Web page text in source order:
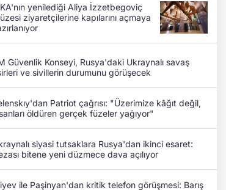
yenilediği Aliya İzzetbegoviç
ziyaretçilerine kapılarını açmaya
Güvenlik Konseyi, Rusya'daki Ukraynalı savaş
ve sivillerin durumunu görüşecek
Patriot çağrısı: "Üzerimize kâğıt değil,
öldüren gerçek füzeler yağıyor"
siyasi tutsaklara Rusya'dan ikinci esaret:
bitene yeni düzmece dava açılıyor
ile Paşinyan'dan kritik telefon görüşmesi: Barış